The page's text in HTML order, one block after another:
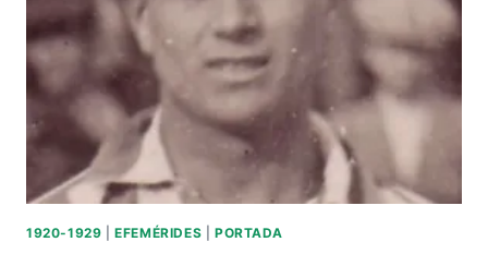
MÁLAGA
0
EL
CAMPEONATO
ANDALUCÍA.
1920-1929 |EFEMÉRIDES PORTADA